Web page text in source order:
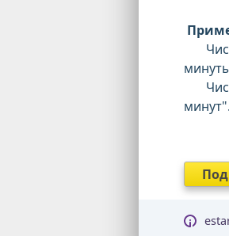
минут".